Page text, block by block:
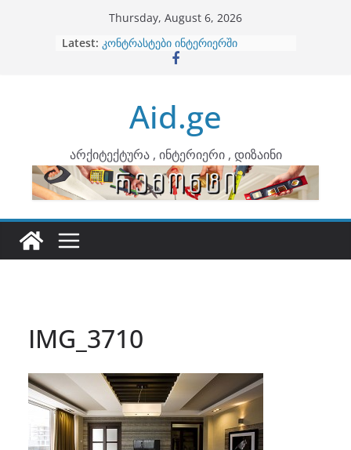
Thursday, August 6, 2026
Latest: ბინების გაერთიანება
კონტრასტები ინტერიერში
ინტერიერის დიზიანი
არტემიდი წარმოგიდგენთ
Aid.ge
არქიტექტურა , ინტერიერი , დიზაინი
IMG_3710